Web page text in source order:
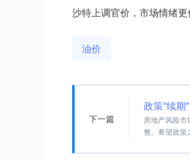
沙特上调官价，市场情绪更
油价
下一篇
政策“续期
房地产风险市
整。希望政策